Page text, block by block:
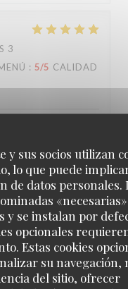
y sus socios utilizan
lo que puede
de datos personales.
y se instalan por
opcionales
Estas cookies
su navegación,
del sitio, ofrecer
3
: 5/5 CALIDAD
cuisine délicieuse
2
: 5/5 CALIDAD